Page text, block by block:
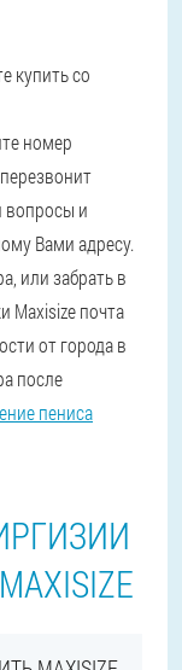
купить со
номер
вопросы и
Вами адресу.
или забрать в
Maxisize почта
от города в
после
пениса